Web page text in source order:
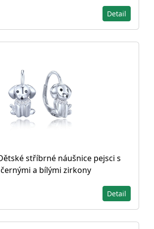
Detail
stříbrné náušnice pejsci s
černými a bílými zirkony
Detail